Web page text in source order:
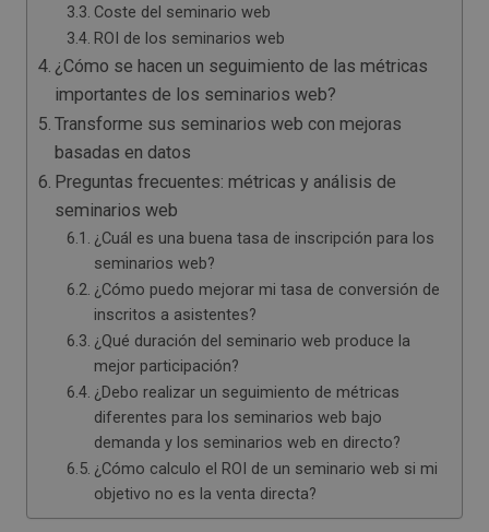
Coste del seminario web
ROI de los seminarios web
¿Cómo se hacen un seguimiento de las métricas
importantes de los seminarios web?
Transforme sus seminarios web con mejoras
basadas en datos
Preguntas frecuentes: métricas y análisis de
seminarios web
¿Cuál es una buena tasa de inscripción para los
seminarios web?
¿Cómo puedo mejorar mi tasa de conversión de
inscritos a asistentes?
¿Qué duración del seminario web produce la
mejor participación?
¿Debo realizar un seguimiento de métricas
diferentes para los seminarios web bajo
demanda y los seminarios web en directo?
¿Cómo calculo el ROI de un seminario web si mi
objetivo no es la venta directa?